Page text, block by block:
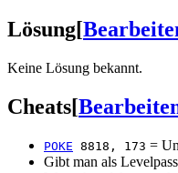
Lösung[
Keine Lösung bekannt.
Cheats[
POKE 8818, 173 =
Gibt man als